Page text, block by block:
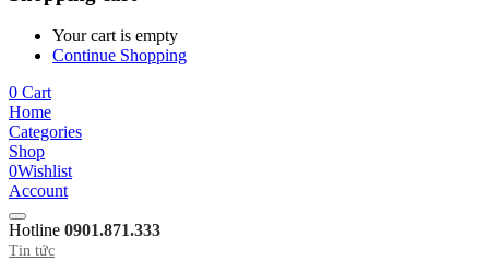
Your cart is empty
Continue Shopping
0 Cart
Home
Categories
Shop
0Wishlist
Account
Hotline 0901.871.333
Tin tức